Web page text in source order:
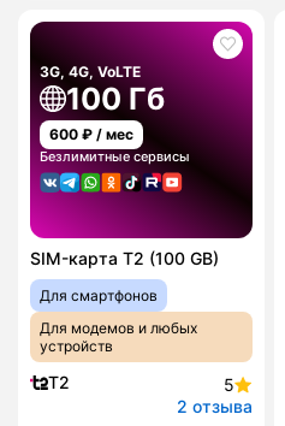
3G, 4G, VoLTE
100 Гб
600 ₽ / мес
Безлимитные сервисы
SIM-карта T2 (100 GB)
Для смартфонов
Для модемов и любых
устройств
T2
5
2 отзыва